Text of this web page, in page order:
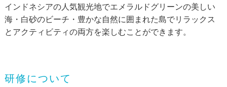
インドネシアの人気観光地でエメラルドグリーンの美しい
海・白砂のビーチ・豊かな自然に囲まれた島でリラックス
とアクティビティの両方を楽しむことができます。
研修について